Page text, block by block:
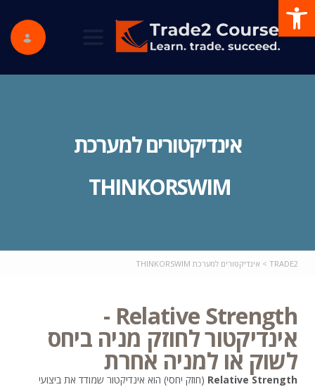
navigation
אינדיקטורים למערכת
THINKORSWIM
TRADE2
> אינדיקטורים למערכת THINKORSWIM
Relative Strength -
אינדיקטור לחוזק מניה ביחס
לשוק או למניה אחרת
Relative Strength (חוזק יחסי) הוא אינדיקטור שמודד את ביצועי